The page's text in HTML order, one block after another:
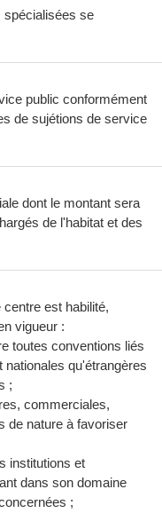
spécialisées se
public conformément
de sujétions de service
dont le montant sera
de l'habitat et des
est habilité,
vigueur :
toutes conventions liés
qu'étrangères
;
commerciales,
de nature à favoriser
institutions et
dans son domaine
;